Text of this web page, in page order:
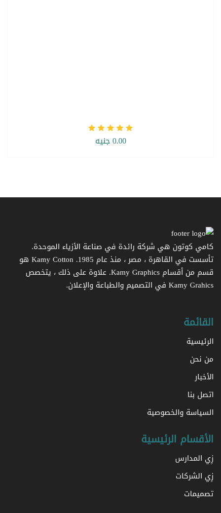
0.00 جنيه
كامي كوتون هي شركة رائدة في صناعة الأزياء الموحدة.
تأسست في القاهرة ، مصر ، منذ عام 1985. Kamy Cotton هو
قسم من أقسام Kamy Graphics. علاوة على ذلك ، يتخصص
Kamy Grahics في التصميم والطباعة والإعلان.
القائمة
الرئيسية
من نحن
الأخبار
اتصل بنا
السياسة والخصوصية
الأقسام الرئيسية
زِي المدارس
زِي الشركات
تصميمات